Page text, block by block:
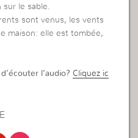
sur le sable.
sont venus, les vents
maison: elle est tombée,
l’audio? Cliquez ic